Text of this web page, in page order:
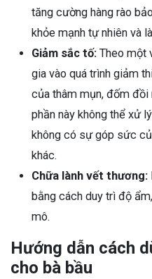
tăng cường hàng rào
khỏe mạnh tự nhiên và
Giảm sắc tố: Theo một
gia vào quá trình giảm
của thâm mụn, đốm đồi
phần này không thể xử
không có sự góp sức
khác.
Chữa lành vết thương:
bằng cách duy trì độ
mô.
Hướng dẫn cách
cho bà bầu